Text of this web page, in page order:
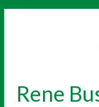
Rene